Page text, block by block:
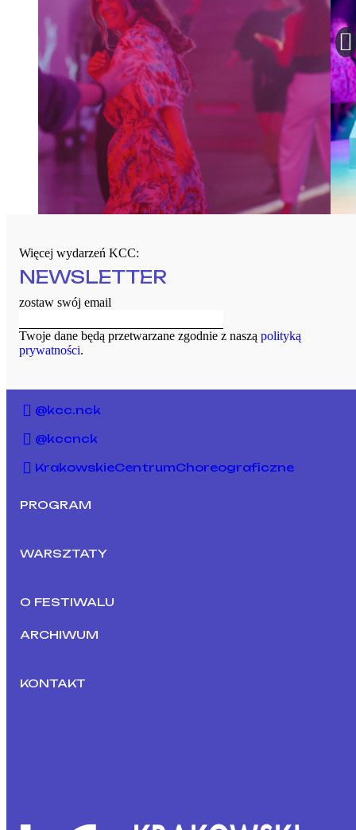
Więcej wydarzeń KCC:
NEWSLETTER
zostaw swój email
Twoje dane będą przetwarzane zgodnie z naszą polityką
prywatności.
PROGRAM
WARSZTATY
O FESTIWALU
ARCHIWUM
KONTAKT
@kcc.nck
@kccnck
KrakowskieCentrumChoreograficzne